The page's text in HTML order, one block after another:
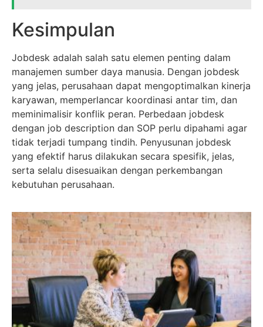
Kesimpulan
Jobdesk adalah salah satu elemen penting dalam
manajemen sumber daya manusia. Dengan jobdesk
yang jelas, perusahaan dapat mengoptimalkan kinerja
karyawan, memperlancar koordinasi antar tim, dan
meminimalisir konflik peran. Perbedaan jobdesk
dengan job description dan SOP perlu dipahami agar
tidak terjadi tumpang tindih. Penyusunan jobdesk
yang efektif harus dilakukan secara spesifik, jelas,
serta selalu disesuaikan dengan perkembangan
kebutuhan perusahaan.